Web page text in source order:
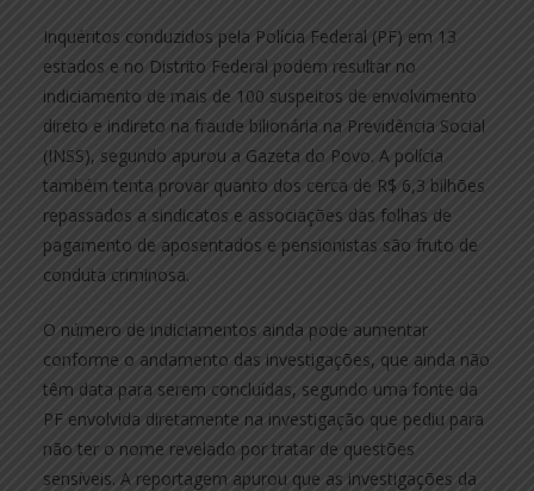
Inquéritos conduzidos pela Polícia Federal (PF) em 13
estados e no Distrito Federal podem resultar no
indiciamento de mais de 100 suspeitos de envolvimento
direto e indireto na fraude bilionária na Previdência Social
(INSS), segundo apurou a Gazeta do Povo. A polícia
também tenta provar quanto dos cerca de R$ 6,3 bilhões
repassados a sindicatos e associações das folhas de
pagamento de aposentados e pensionistas são fruto de
conduta criminosa.
O número de indiciamentos ainda pode aumentar
conforme o andamento das investigações, que ainda não
têm data para serem concluídas, segundo uma fonte da
PF envolvida diretamente na investigação que pediu para
não ter o nome revelado por tratar de questões
sensíveis. A reportagem apurou que as investigações da